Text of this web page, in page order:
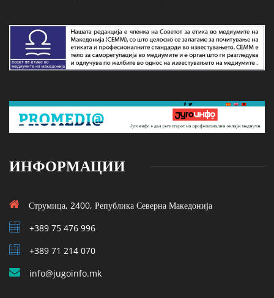
ИНФОРМАЦИИ
Струмица, 2400, Република Северна Македонија
+389 75 476 996
+389 71 214 070
info@jugoinfo.mk